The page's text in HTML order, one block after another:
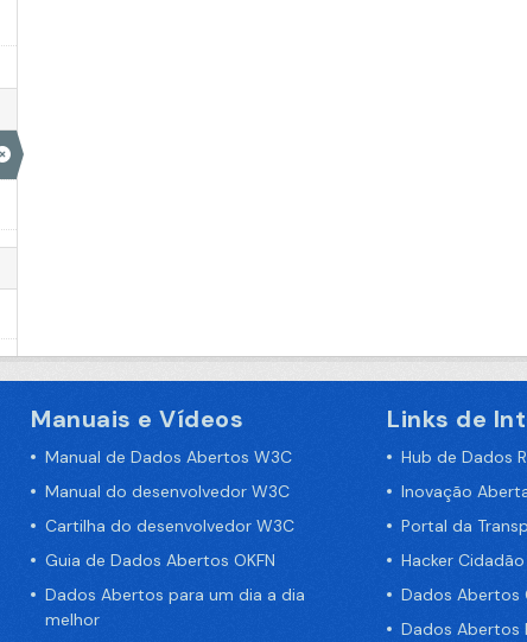
Manuais e Vídeos
Manual de Dados Abertos W3C
Manual do desenvolvedor W3C
Cartilha do desenvolvedor W3C
Guia de Dados Abertos OKFN
Dados Abertos para um dia a dia
melhor
Links de
Hub de Dados
Inovação
Portal da
Hacker
Dados Abertos
Dados Abertos